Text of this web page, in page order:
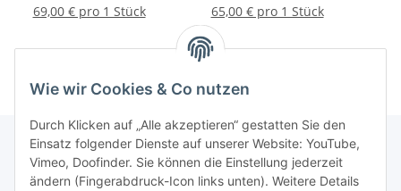
Wie wir Cookies & Co nutzen
Durch Klicken auf „Alle akzeptieren“ gestatten Sie den
Einsatz folgender Dienste auf unserer Website: YouTube,
Vimeo, Doofinder. Sie können die Einstellung jederzeit
ändern (Fingerabdruck-Icon links unten). Weitere Details
69,00 € pro 1 Stück
65,00 € pro 1 Stück
Informationen